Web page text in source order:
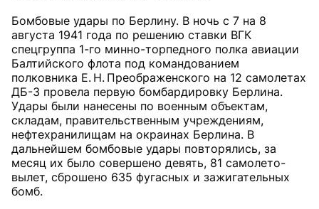
Бомбовые удары по Берлину. В ночь с 7 на 8
августа 1941 года по решению ставки ВГК
спецгруппа 1-го минно-торпедного полка авиации
Балтийского флота под командованием
полковника Е. Н. Преображенского на 12 самолетах
ДБ-3 провела первую бомбардировку Берлина.
Удары были нанесены по военным объектам,
складам, правительственным учреждениям,
нефтехранилищам на окраинах Берлина. В
дальнейшем бомбовые удары повторялись, за
месяц их было совершено девять, 81 самолето-
вылет, сброшено 635 фугасных и зажигательных
бомб.